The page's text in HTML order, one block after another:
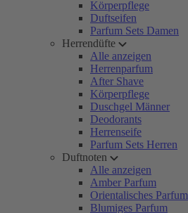
Körperpflege
Duftseifen
Parfum Sets Damen
Herrendüfte
Alle anzeigen
Herrenparfum
After Shave
Körperpflege
Duschgel Männer
Deodorants
Herrenseife
Parfum Sets Herren
Duftnoten
Alle anzeigen
Amber Parfum
Orientalisches Parfum
Blumiges Parfum